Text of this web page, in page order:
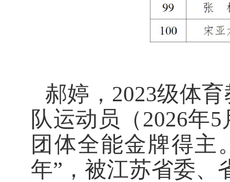
郝婷， 2023级体
队运动员
（2026年5
团体全能金牌得主
年”，被江苏省委、